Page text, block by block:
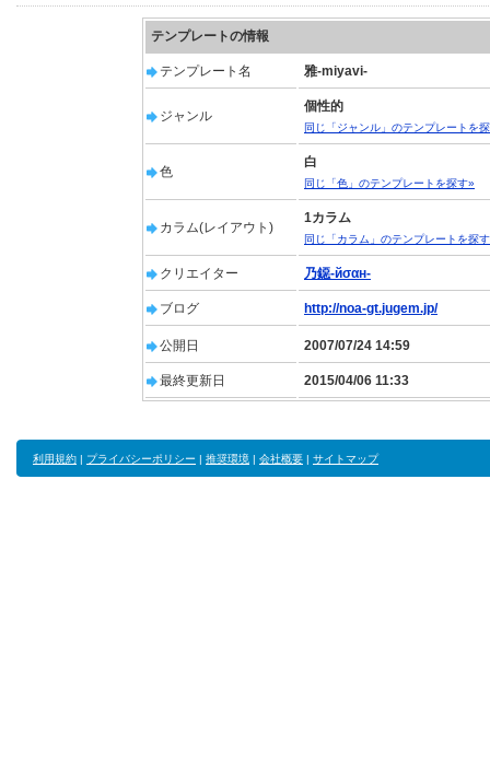
テンプレートの情報
テンプレート名 雅-miyavi-
ジャンル
個性的
同じ「ジャンル」のテンプレートを
色
白
同じ「色」のテンプレートを探す»
カラム(レイアウト)
1カラム
同じ「カラム」のテンプレートを探
クリエイター 乃鐚-йσαн-
ブログ http://noa-gt.jugem.jp/
公開日 2007/07/24 14:59
最終更新日 2015/04/06 11:33
利用規約 | プライバシーポリシー | 推奨環境 | 会社概要 | サイトマップ